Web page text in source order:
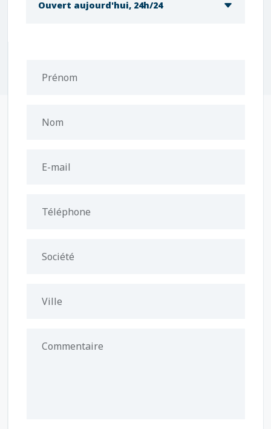
Ouvert aujourd'hui, 24h/24
Prénom
Nom
E-mail
Téléphone
Société
Ville
Commentaire